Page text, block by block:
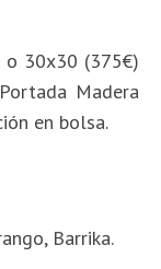
30x30 (375€)
Madera
en bolsa.